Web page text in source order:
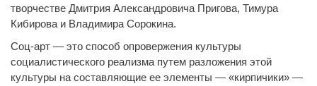
творчестве Дмитрия Александровича Пригова, Тимура
Кибирова и Владимира Сорокина.
Соц-арт — это способ опровержения культуры
социалистического реализма путем разложения этой
культуры на составляющие ее элементы — «кирпичики» —